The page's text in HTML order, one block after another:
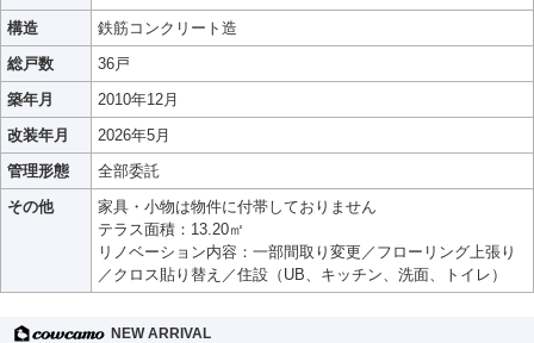
構造
鉄筋コンクリート造
総戸数
36戸
築年月
2010年12月
改装年月
2026年5月
管理形態
全部委託
その他
家具・小物は物件に付帯しておりません
テラス面積：13.20㎡
リノベーション内容：一部間取り変更／フローリング上張り
／クロス貼り替え／住設（UB、キッチン、洗面、トイレ）
NEW ARRIVAL